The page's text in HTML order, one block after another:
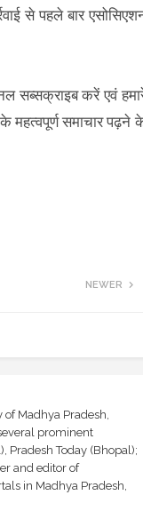
से पहले बार
सब्सक्राइब करें एवं
महत्वपूर्ण समाचार पढ़ने
NEWER
Madhya Pradesh,
prominent
Pradesh Today (Bhopal);
and editor of
in Madhya Pradesh,